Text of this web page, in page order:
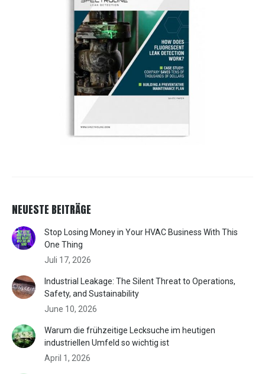
NEUESTE BEITRÄGE
Stop Losing Money in Your HVAC Business With This
One Thing
Juli 17, 2026
Industrial Leakage: The Silent Threat to Operations,
Safety, and Sustainability
June 10, 2026
Warum die frühzeitige Lecksuche im heutigen
industriellen Umfeld so wichtig ist
April 1, 2026